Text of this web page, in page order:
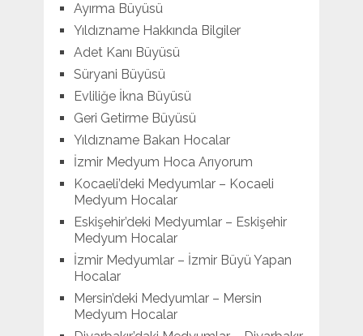
Ayırma Büyüsü
Yıldızname Hakkında Bilgiler
Adet Kanı Büyüsü
Süryani Büyüsü
Evliliğe İkna Büyüsü
Geri Getirme Büyüsü
Yıldızname Bakan Hocalar
İzmir Medyum Hoca Arıyorum
Kocaeli’deki Medyumlar – Kocaeli
Medyum Hocalar
Eskişehir’deki Medyumlar – Eskişehir
Medyum Hocalar
İzmir Medyumlar – İzmir Büyü Yapan
Hocalar
Mersin’deki Medyumlar – Mersin
Medyum Hocalar